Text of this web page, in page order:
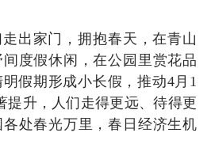
出家门，拥抱春天，在青山
间度假休闲，在公园里赏花品
假期形成小长假，推动4月1
提升，人们走得更远、待得更
处春光万里，春日经济生机